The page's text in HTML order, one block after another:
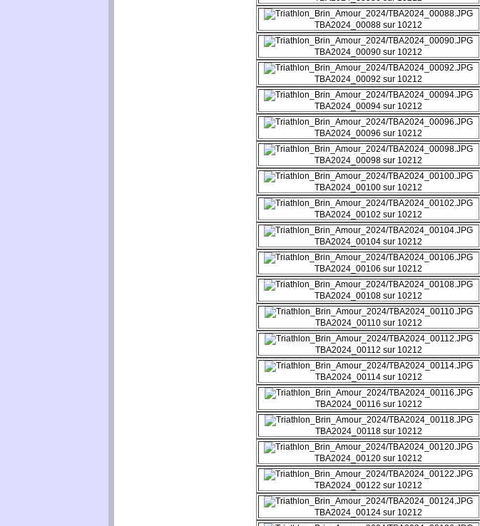
TBA2024_00088 sur 10212
TBA2024_00090 sur 10212
TBA2024_00092 sur 10212
TBA2024_00094 sur 10212
TBA2024_00096 sur 10212
TBA2024_00098 sur 10212
TBA2024_00100 sur 10212
TBA2024_00102 sur 10212
TBA2024_00104 sur 10212
TBA2024_00106 sur 10212
TBA2024_00108 sur 10212
TBA2024_00110 sur 10212
TBA2024_00112 sur 10212
TBA2024_00114 sur 10212
TBA2024_00116 sur 10212
TBA2024_00118 sur 10212
TBA2024_00120 sur 10212
TBA2024_00122 sur 10212
TBA2024_00124 sur 10212